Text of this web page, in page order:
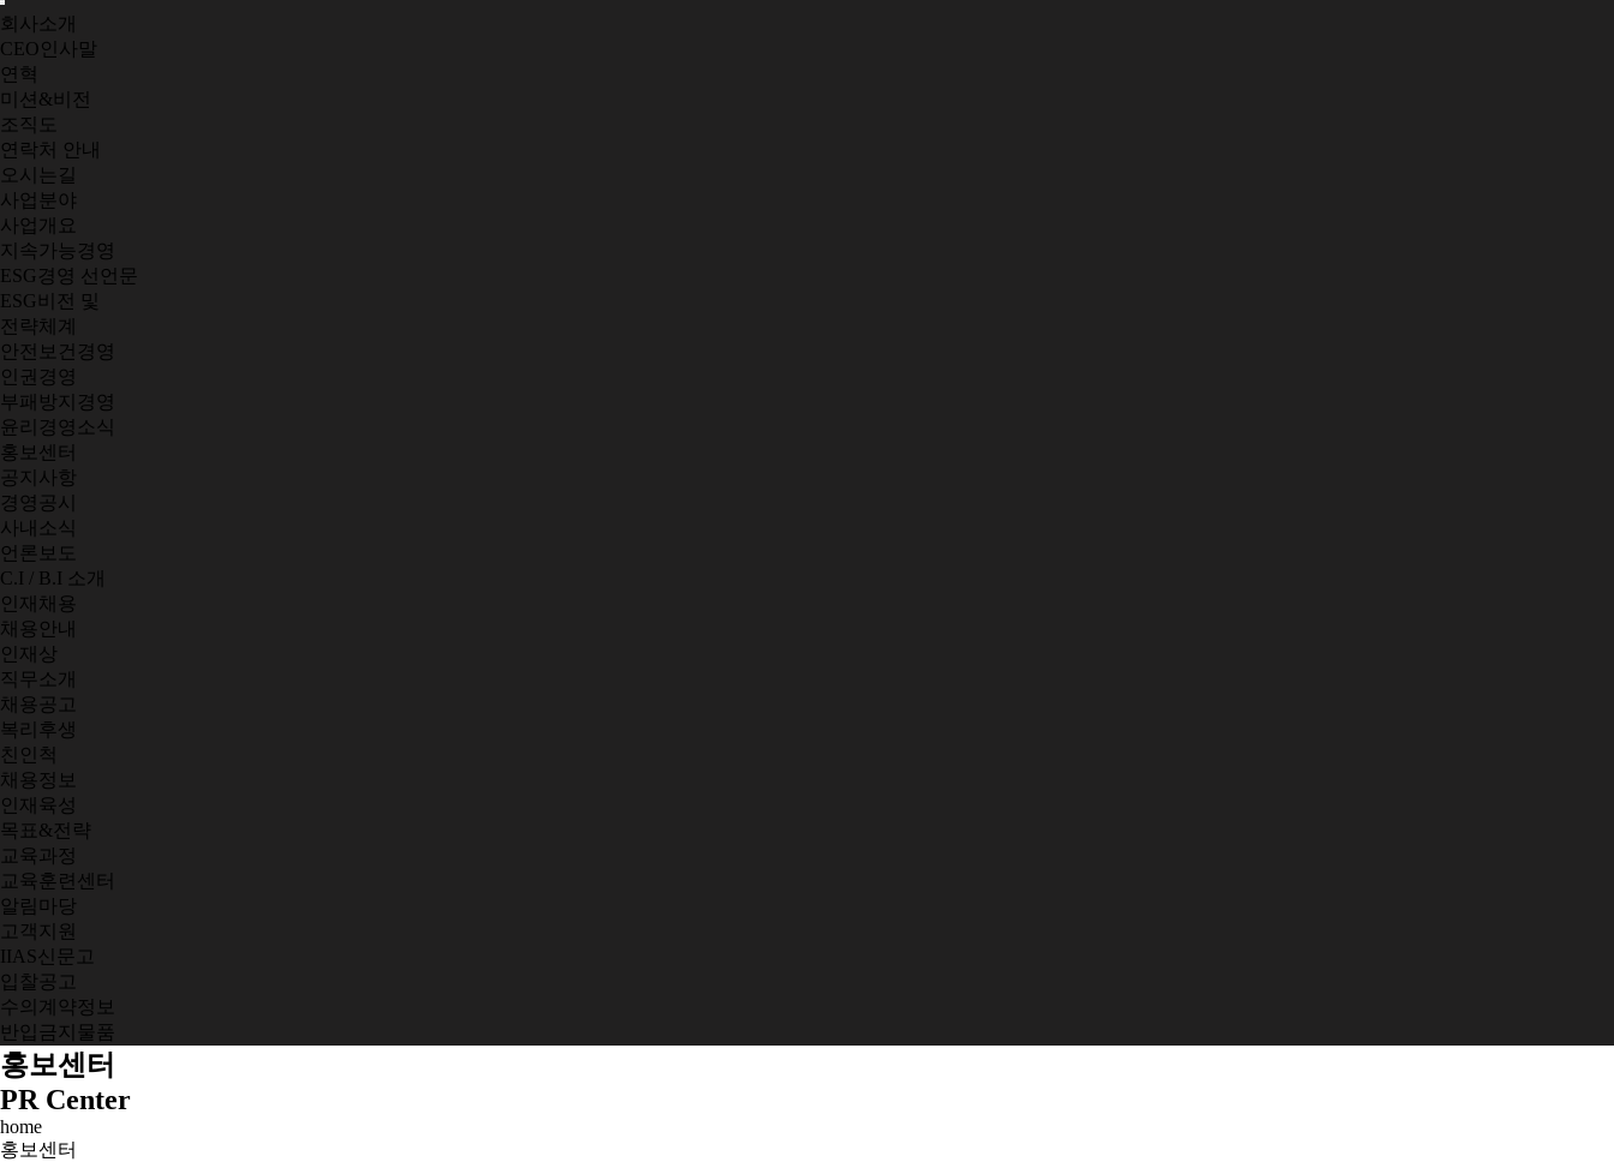
회사소개
CEO인사말
연혁
미션&비전
조직도
연락처 안내
오시는길
사업분야
사업개요
지속가능경영
ESG경영 선언문
ESG비전 및
전략체계
안전보건경영
인권경영
부패방지경영
윤리경영소식
홍보센터
공지사항
경영공시
사내소식
언론보도
C.I / B.I 소개
인재채용
채용안내
인재상
직무소개
채용공고
복리후생
친인척
채용정보
인재육성
목표&전략
교육과정
교육훈련센터
알림마당
고객지원
IIAS신문고
입찰공고
수의계약정보
반입금지물품
홍보센터
PR Center
home
홍보센터